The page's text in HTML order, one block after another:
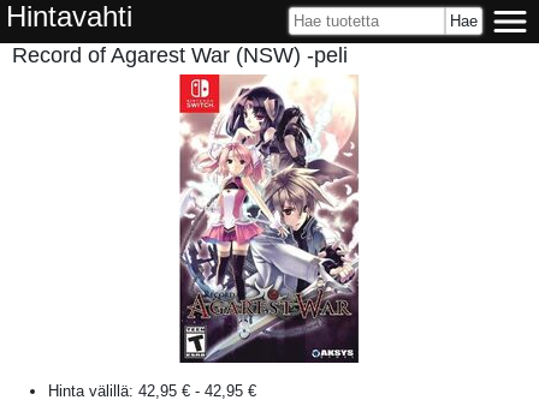
Hintavahti
Record of Agarest War (NSW) -peli
Hinta välillä: 42,95 € - 42,95 €